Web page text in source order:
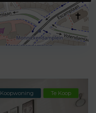
Koopwoning Te Koop